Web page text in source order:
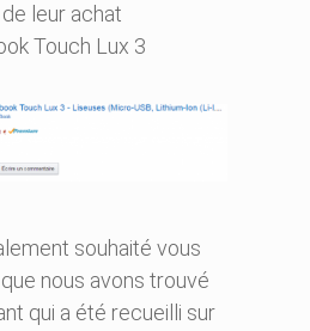
leur achat
Touch Lux 3
souhaité vous
nous avons trouvé
qui a été recueilli sur